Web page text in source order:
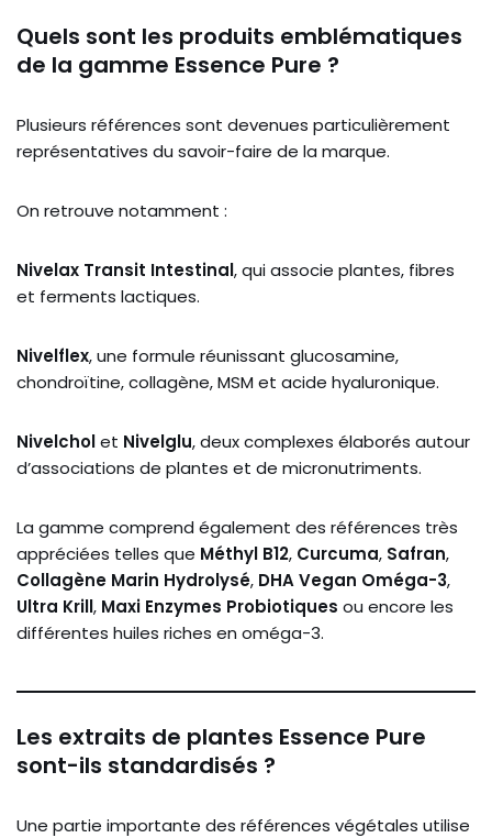
Quels sont les produits emblématiques
de la gamme Essence Pure ?
Plusieurs références sont devenues particulièrement
représentatives du savoir-faire de la marque.
On retrouve notamment :
Nivelax Transit Intestinal, qui associe plantes, fibres
et ferments lactiques.
Nivelflex, une formule réunissant glucosamine,
chondroïtine, collagène, MSM et acide hyaluronique.
Nivelcholet Nivelglu, deux complexes élaborés autour
d’associations de plantes et de micronutriments.
La gamme comprend également des références très
appréciées telles que Méthyl B12, Curcuma, Safran,
Collagène Marin Hydrolysé, DHA Vegan Oméga-3,
Ultra Krill, Maxi Enzymes Probiotiques ou encore les
différentes huiles riches en oméga-3.
Les extraits de plantes Essence Pure
sont-ils standardisés ?
Une partie importante des références végétales utilise